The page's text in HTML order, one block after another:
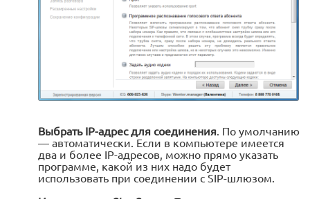
Выбрать IP-адрес для соединения . По умолчанию
— автоматически. Если в компьютере имеется
два и более IP-адресов, можно прямо указать
программе, какой из них надо будет
использовать при соединении с SIP-шлюзом.